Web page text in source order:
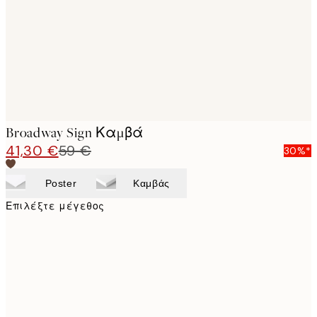
Broadway Sign Καμβά
41,30 €59 € 30%*
Poster Καμβάς
Επιλέξτε μέγεθος